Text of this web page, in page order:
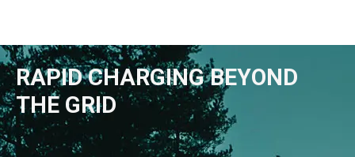
RAPID CHARGING BEYOND
THE GRID